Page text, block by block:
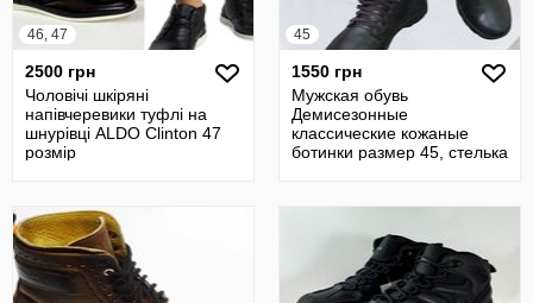
46, 47
2500 грн
Чоловічі шкіряні
напівчеревики туфлі на
шнурівці ALDO Clinton 47
розмір
45
1550 грн
Мужская обувь
Демисезонные
классические кожаные
ботинки размер 45, стелька